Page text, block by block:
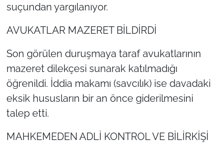
suçundan yargılanıyor.
AVUKATLAR MAZERET BİLDİRDİ
Son görülen duruşmaya taraf avukatlarının
mazeret dilekçesi sunarak katılmadığı
öğrenildi. İddia makamı (savcılık) ise davadaki
eksik hususların bir an önce giderilmesini
talep etti.
MAHKEMEDEN ADLİ KONTROL VE BİLİRKİŞİ